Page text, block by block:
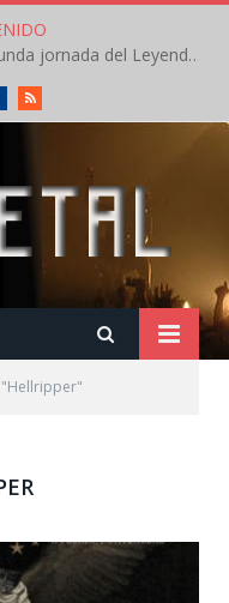
Crónica: Arch Enemy brilla en la segunda jornada del Leyendas del Rock – Jueves – Agosto 2026
RSS